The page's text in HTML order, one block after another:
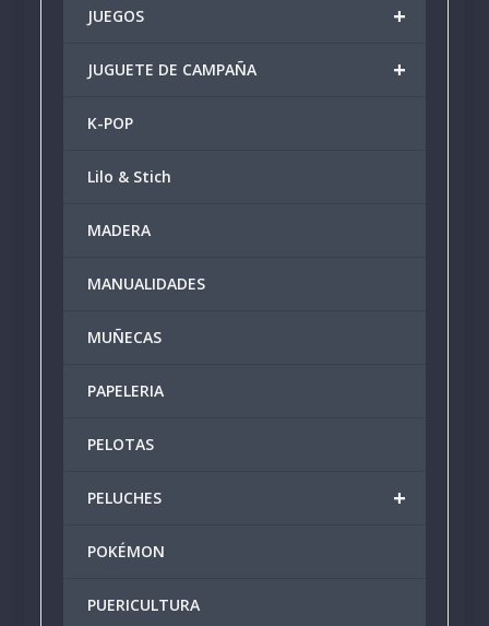
+
JUEGOS
+
JUGUETE DE CAMPAÑA
K-POP
Lilo & Stich
MADERA
MANUALIDADES
MUÑECAS
PAPELERIA
PELOTAS
+
PELUCHES
POKÉMON
PUERICULTURA